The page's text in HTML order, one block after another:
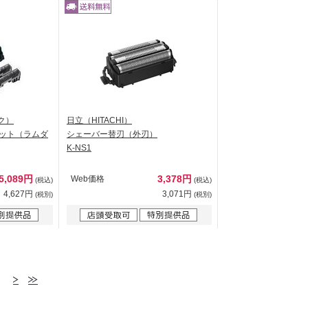
ト（ラムダ
円 (税込)
4,627円 (税別)
日立（HITACHI）
シェーバー替刃（外刃）
K-NS1
Web価格 3,378円 (税込)
3,071円 (税別)